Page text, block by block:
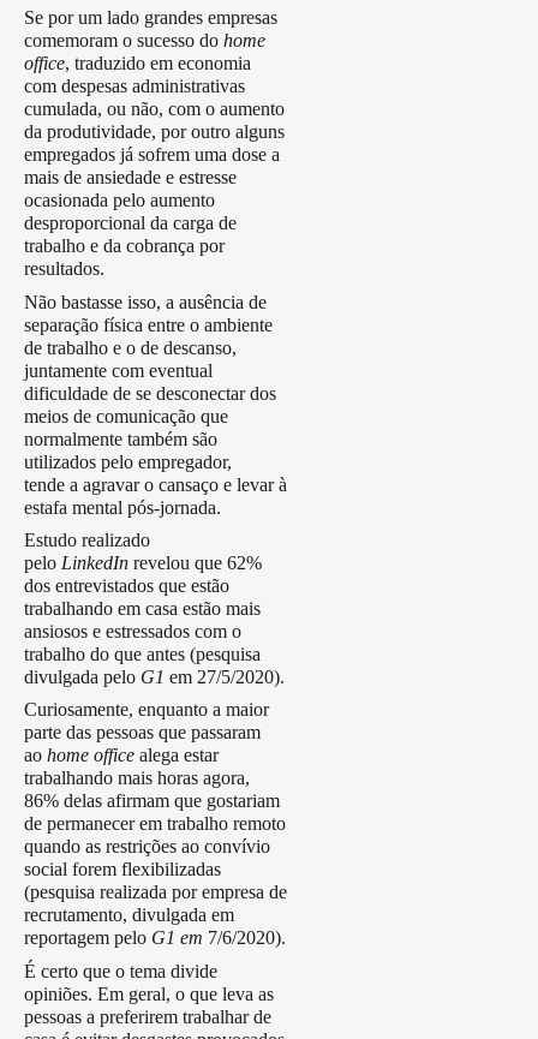
Se por um lado grandes empresas
comemoram o sucesso do home
office, traduzido em economia
com despesas administrativas
cumulada, ou não, com o aumento
da produtividade, por outro alguns
empregados já sofrem uma dose a
mais de ansiedade e estresse
ocasionada pelo aumento
desproporcional da carga de
trabalho e da cobrança por
resultados.
Não bastasse isso, a ausência de
separação física entre o ambiente
de trabalho e o de descanso,
juntamente com eventual
dificuldade de se desconectar dos
meios de comunicação que
normalmente também são
utilizados pelo empregador,
tende a agravar o cansaço e levar à
estafa mental pós-jornada.
Estudo realizado
pelo LinkedIn revelou que 62%
dos entrevistados que estão
trabalhando em casa estão mais
ansiosos e estressados com o
trabalho do que antes (pesquisa
divulgada pelo G1 em 27/5/2020).
Curiosamente, enquanto a maior
parte das pessoas que passaram
ao home office alega estar
trabalhando mais horas agora,
86% delas afirmam que gostariam
de permanecer em trabalho remoto
quando as restrições ao convívio
social forem flexibilizadas
(pesquisa realizada por empresa de
recrutamento, divulgada em
reportagem pelo G1 em 7/6/2020).
É certo que o tema divide
opiniões. Em geral, o que leva as
pessoas a preferirem trabalhar de